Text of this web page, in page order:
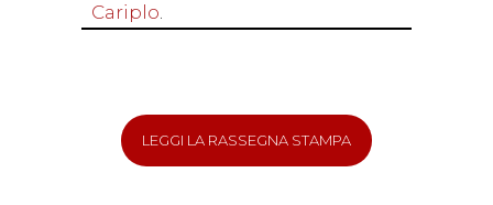
Cariplo.
LEGGI LA RASSEGNA STAMPA